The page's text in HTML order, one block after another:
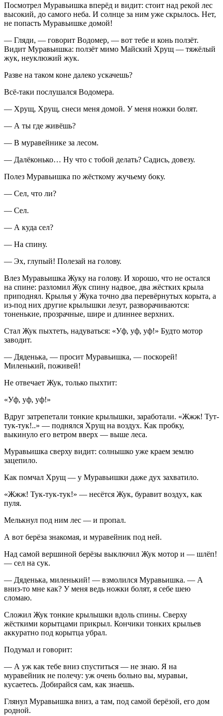
Посмотрел Муравьишка вперёд и видит: стоит над рекой лес
высокий, до самого неба. И солнце за ним уже скрылось. Нет,
не попасть Муравьишке домой!
— Гляди, — говорит Водомер, — вот тебе и конь ползёт.
Видит Муравьишка: ползёт мимо Майский Хрущ — тяжёлый
жук, неуклюжий жук.
Разве на таком коне далеко ускачешь?
Всё-таки послушался Водомера.
— Хрущ, Хрущ, снеси меня домой. У меня ножки болят.
— А ты где живёшь?
— В муравейнике за лесом.
— Далёконько… Ну что с тобой делать? Садись, довезу.
Полез Муравьишка по жёсткому жучьему боку.
— Сел, что ли?
— Сел.
— А куда сел?
— На спину.
— Эх, глупый! Полезай на голову.
Влез Муравьишка Жуку на голову. И хорошо, что не остался
на спине: разломил Жук спину надвое, два жёстких крыла
приподнял. Крылья у Жука точно два перевёрнутых корыта, а
из-под них другие крылышки лезут, разворачиваются:
тоненькие, прозрачные, шире и длиннее верхних.
Стал Жук пыхтеть, надуваться: «Уф, уф, уф!» Будто мотор
заводит.
— Дяденька, — просит Муравьишка, — поскорей!
Миленький, поживей!
Не отвечает Жук, только пыхтит:
«Уф, уф, уф!»
Вдруг затрепетали тонкие крылышки, заработали. «Жжж! Тут-
тук-тук!..» — поднялся Хрущ на воздух. Как пробку,
выкинуло его ветром вверх — выше леса.
Муравьишка сверху видит: солнышко уже краем землю
зацепило.
Как помчал Хрущ — у Муравьишки даже дух захватило.
«Жжж! Тук-тук-тук!» — несётся Жук, буравит воздух, как
пуля.
Мелькнул под ним лес — и пропал.
А вот берёза знакомая, и муравейник под ней.
Над самой вершиной берёзы выключил Жук мотор и — шлёп!
— сел на сук.
— Дяденька, миленький! — взмолился Муравьишка. — А
вниз-то мне как? У меня ведь ножки болят, я себе шею
сломаю.
Сложил Жук тонкие крылышки вдоль спины. Сверху
жёсткими корытцами прикрыл. Кончики тонких крыльев
аккуратно под корытца убрал.
Подумал и говорит:
— А уж как тебе вниз спуститься — не знаю. Я на
муравейник не полечу: уж очень больно вы, муравьи,
кусаетесь. Добирайся сам, как знаешь.
Глянул Муравьишка вниз, а там, под самой берёзой, его дом
родной.